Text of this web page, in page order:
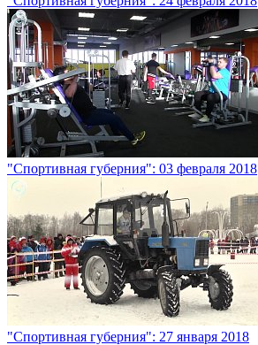
"Спортивная губерния": 03 февраля 2018
"Спортивная губерния": 27 января 2018